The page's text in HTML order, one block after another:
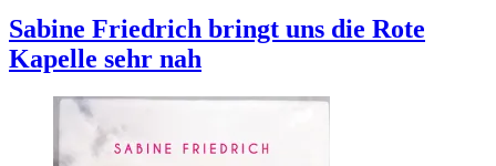
Sabine Friedrich bringt uns die Rote
Kapelle sehr nah